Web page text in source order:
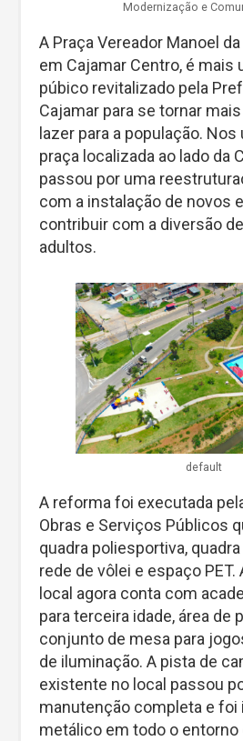
Modernização e
A Praça Vereador Manoel
em Cajamar Centro, é mais
púbico revitalizado pela
Cajamar para se tornar
lazer para a população.
praça localizada ao lado da
passou por uma
com a instalação de novos
contribuir com a diversão
adultos.
default
A reforma foi executada
Obras e Serviços Públicos
quadra poliesportiva,
rede de vôlei e espaço PET.
local agora conta com
para terceira idade, área de
conjunto de mesa para
de iluminação. A pista de
existente no local passou
manutenção completa e foi
metálico em todo o entorno